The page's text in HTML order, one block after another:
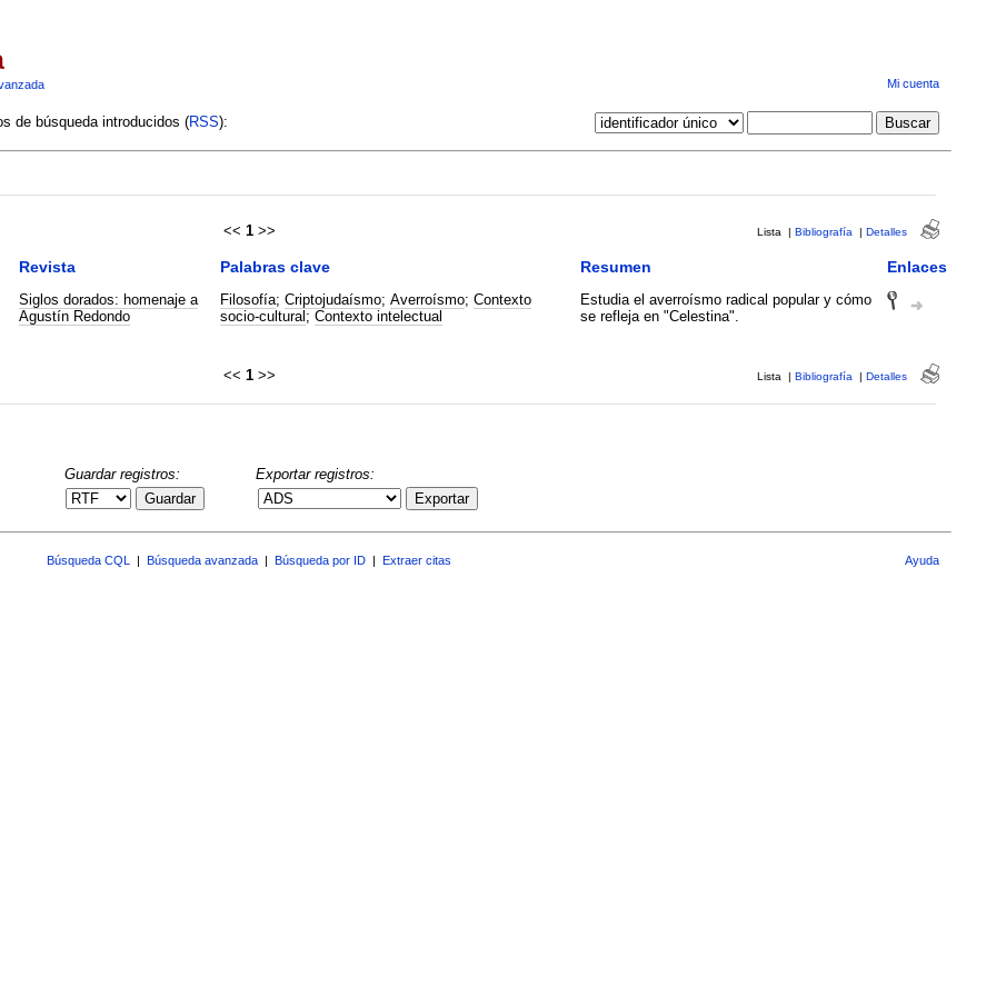
Mi cuenta
de búsqueda introducidos (RSS):
<< 1 >> Lista | Bibliografía | Detalles
Revista Palabras clave Resumen Enlaces
Siglos dorados: homenaje a
Agustín Redondo
Filosofía; Criptojudaísmo; Averroísmo; Contexto
socio-cultural ; Contexto intelectual
Estudia el averroísmo radical popular y cómo
se refleja en "Celestina".
<< 1 >> Lista | Bibliografía | Detalles
Guardar registros:
Guardar
Exportar registros:
Exportar
Búsqueda CQL Búsqueda avanzada Búsqueda por ID Extraer citas Ayuda